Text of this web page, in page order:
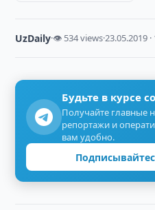
UzDaily·👁 534 views·23.05.2019 ·
Будьте в курсе
Получайте главные
репортажи и
вам удобно.